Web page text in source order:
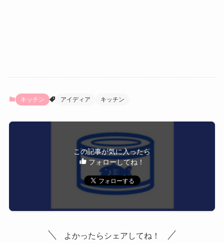
キッチン アイディア キッチン
この記事が気に入ったら
フォローしてね！
よかったらシェアしてね！